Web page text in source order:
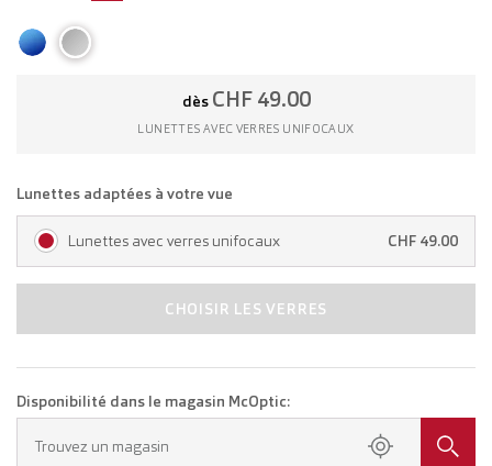
dès CHF 49.00
LUNETTES AVEC VERRES UNIFOCAUX
Lunettes adaptées à votre vue
Lunettes avec verres unifocaux CHF 49.00
CHOISIR LES VERRES
Disponibilité dans le magasin McOptic:
Trouvez un magasin